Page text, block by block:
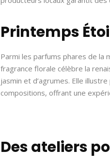
Printemps
Parmi les parfums phares de la
fragrance florale célèbre la
jasmin et d’agrumes. Elle
compositions, offrant une
Des ateliers